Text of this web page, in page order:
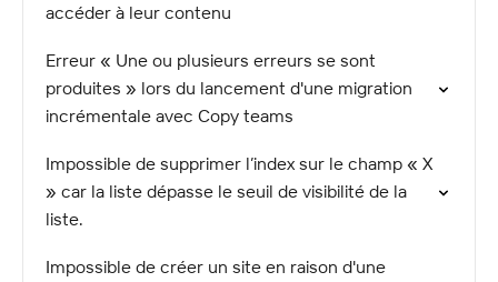
accéder à leur contenu
Erreur « Une ou plusieurs erreurs se sont
produites » lors du lancement d'une migration
incrémentale avec Copy teams
Impossible de supprimer l’index sur le champ « X
» car la liste dépasse le seuil de visibilité de la
liste.
Impossible de créer un site en raison d'une